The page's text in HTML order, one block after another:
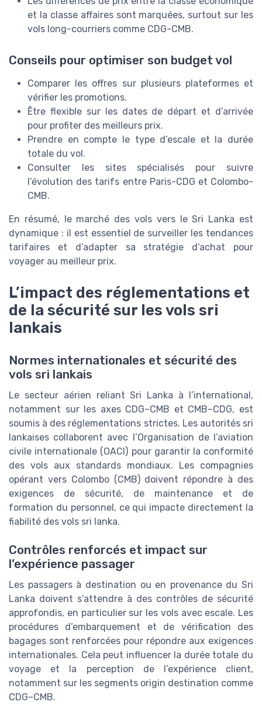
et la classe affairessont marquées, surtout sur les
vols long-courriers comme CDG-CMB.
Conseils pour optimiser son budget vol
Comparer les offres sur plusieurs plateformes et
vérifier les promotions.
Être flexible sur les dates de départ et d’arrivée
pour profiter des meilleurs prix.
Prendre en compte le type d’escale et la durée
totale du vol.
Consulter les sites spécialisés pour suivre
l’évolution des tarifs entre Paris-CDG et Colombo-
CMB.
En résumé, le marché des vols vers le Sri Lanka est
dynamique : il est essentiel de surveiller les tendances
tarifaires et d’adapter sa stratégie d’achat pour
voyager au meilleur prix.
L’impact des réglementations et
de la sécurité sur les vols sri
lankais
Normes internationales et sécurité des
vols sri lankais
Le secteur aérien reliantSri Lanka à l’international,
notamment sur les axes CDG–CMB et CMB–CDG, est
soumis à des réglementations strictes. Les autorités sri
lankaises collaborent avec l’Organisation de l’aviation
civile internationale (OACI) pour garantir la conformité
des vols aux standards mondiaux. Les compagnies
opérant vers Colombo(CMB) doivent répondre à des
exigences de sécurité, de maintenance et de
formation du personnel, ce qui impacte directement la
fiabilité des vols sri lanka.
Contrôles renforcés et impact sur
l’expérience passager
Les passagers à destination ou en provenance du Sri
Lanka doivent s’attendre à des contrôles de sécurité
approfondis, en particulier sur les vols avec escale. Les
procédures d’embarquement et de vérification des
bagages sont renforcées pour répondre aux exigences
internationales. Cela peut influencer la durée totale du
voyage et la perception de l’expérience client,
notamment sur les segments origin destination comme
CDG–CMB.